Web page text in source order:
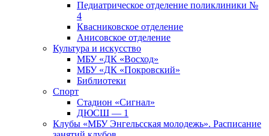
Педиатрическое отделение поликлиники №
4
Квасниковское отделение
Анисовское отделение
Культура и искусство
МБУ «ДК «Восход»
МБУ «ДК «Покровский»
Библиотеки
Спорт
Стадион «Сигнал»
ДЮСШ — 1
Клубы «МБУ Энгельсская молодежь». Расписание